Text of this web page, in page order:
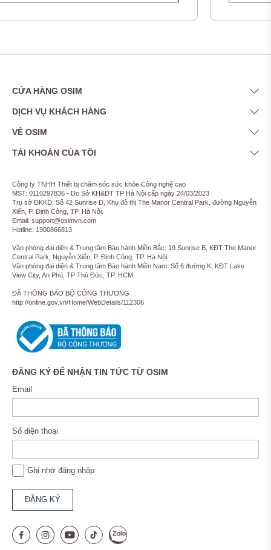
CỬA HÀNG OSIM
DỊCH VỤ KHÁCH HÀNG
VỀ OSIM
TÀI KHOẢN CỦA TÔI
Công ty TNHH Thiết bị chăm sóc sức khỏe Công nghệ cao
MST: 0110297836 - Do Sở KH&ĐT TP Hà Nội cấp ngày 24/03/2023
Trụ sở ĐKKD: Số 42 Sunrise D, Khu đô thị The Manor Central Park, đường Nguyễn
Xiển, P. Định Công, TP. Hà Nội.
Email: support@osimvn.com
Hotline: 1900866813
Văn phòng đại diện & Trung tâm Bảo hành Miền Bắc: 19 Sunrise B, KĐT The Manor
Central Park, Nguyễn Xiển, P. Định Công, TP. Hà Nội
Văn phòng đại diện & Trung tâm Bảo hành Miền Nam: Số 6 đường K, KĐT Lake
View City, An Phú, TP Thủ Đức, TP. HCM
ĐÃ THÔNG BÁO BỘ CÔNG THƯƠNG
http://online.gov.vn/Home/WebDetails/112306
ĐĂNG KÝ ĐỂ NHẬN TIN TỨC TỪ OSIM
Email
Số điện thoại
Ghi nhớ đăng nhập